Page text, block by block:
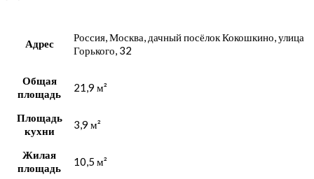
Адрес
Россия, Москва, дачный посёлок Кокошкино, улица
Горького, 32
Общая
площадь
21,9 м²
Площадь
кухни
3,9 м²
Жилая
площадь
10,5 м²